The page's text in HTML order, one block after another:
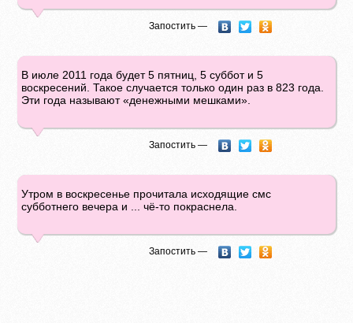
Запостить —
В июле 2011 года будет 5 пятниц, 5 суббот и 5
воскресений. Такое случается только один раз в 823 года.
Эти года называют «денежными мешками».
Запостить —
Утром в воскресенье прочитала исходящие смс
субботнего вечера и ... чё-то покраснела.
Запостить —